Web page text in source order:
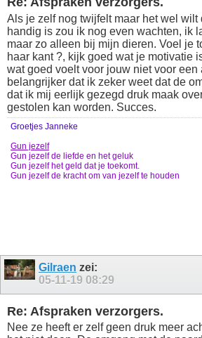
Als je zelf nog twijfelt maar het wel wilt
handig is zou ik nog even wachten, ik
maar zo alleen bij mijn dieren. Voel je
haar kant ?, kijk goed wat je motivatie
wat goed voelt voor jouw niet voor een
belangrijker dat ik zeker weet dat de
dat ik mij eerlijk gezegd druk maak
gestolen kan worden. Succes.
Groetjes Janneke
Gun jezelf
Gun jezelf de liefde en het geluk
Gun jezelf het geld dat je toekomt.
Gun jezelf de kracht om van jezelf te houden
Gilraen zei:
05-11-19 08:29
Re: Afspraken verzorgers.
Nee ze heeft er zelf geen druk meer